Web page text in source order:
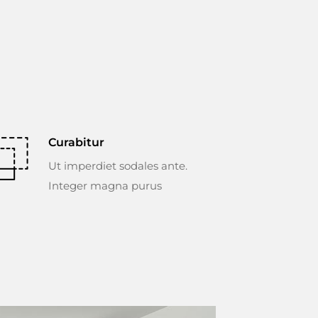
Curabitur
Ut imperdiet sodales ante.
Integer magna purus